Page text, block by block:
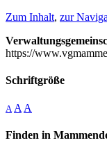
Zum Inhalt, zur
https://
Schriftgröße
A A A
Finden in